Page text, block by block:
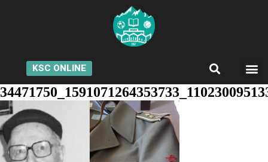
KSC ONLINE